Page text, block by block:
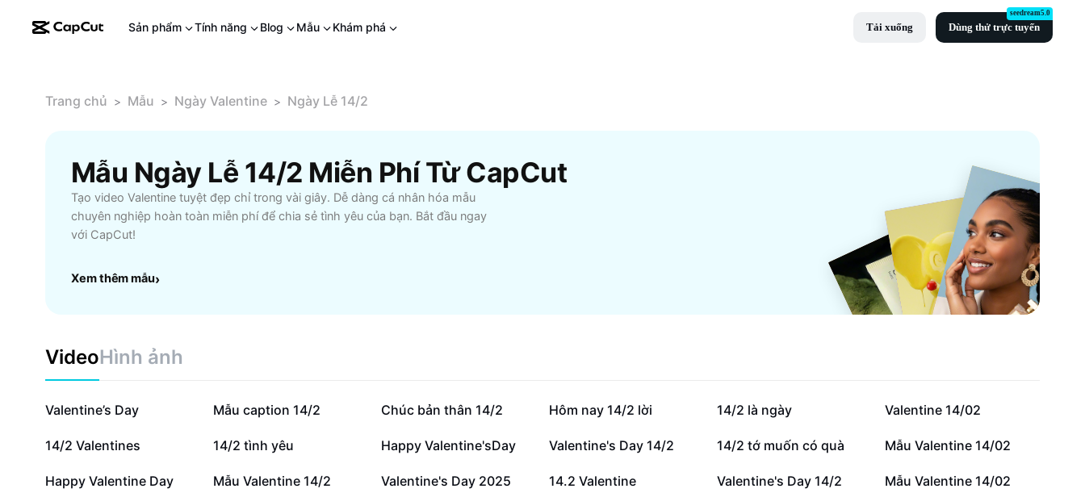
Sản phẩm Tính năng Blog Mẫu Khám phá Tải xuống Dùng thử trực tuyến
seedream5.0
Trang chủ > Mẫu > Ngày Valentine > Ngày Lễ 14/2
Mẫu Ngày Lễ 14/2 Miễn Phí Từ CapCut
Tạo video Valentine tuyệt đẹp chỉ trong vài giây. Dễ dàng cá nhân hóa mẫu
chuyên nghiệp hoàn toàn miễn phí để chia sẻ tình yêu của bạn. Bắt đầu ngay
với CapCut!
Xem thêm mẫu›
VideoHình ảnh
110,4 N
Valentine’s Day 48,2 N
Mẫu caption 14/2 28,2 N
Chúc bản thân 14/2 25,4 N
Hôm nay 14/2 lời 22,2 N
14/2 là ngày 17,3 N
Valentine 14/02
12,3 N
14/2 Valentines 10,9 N
14/2 tình yêu 4 N
Happy Valentine'sDay 3,9 N
Valentine's Day 14/2 3,4 N
14/2 tớ muốn có quà 2,8 N
Mẫu Valentine 14/02
971
Happy Valentine Day 761
Mẫu Valentine 14/2 604
Valentine's Day 2025 482
14.2 Valentine 329
Valentine's Day 14/2 324
Mẫu Valentine 14/02